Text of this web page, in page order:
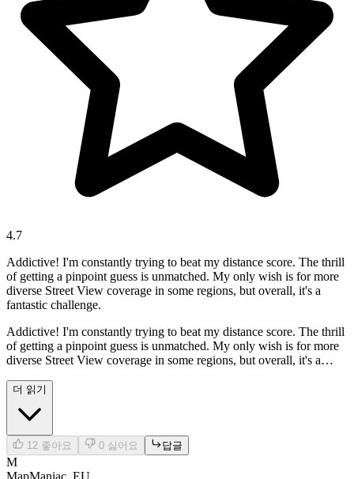
4.7
Addictive! I'm constantly trying to beat my distance score. The thrill
of getting a pinpoint guess is unmatched. My only wish is for more
diverse Street View coverage in some regions, but overall, it's a
fantastic challenge.
Addictive! I'm constantly trying to beat my distance score. The thrill
of getting a pinpoint guess is unmatched. My only wish is for more
diverse Street View coverage in some regions, but overall, it's a
더 읽기
12 좋아요 0 싫어요 답글
M